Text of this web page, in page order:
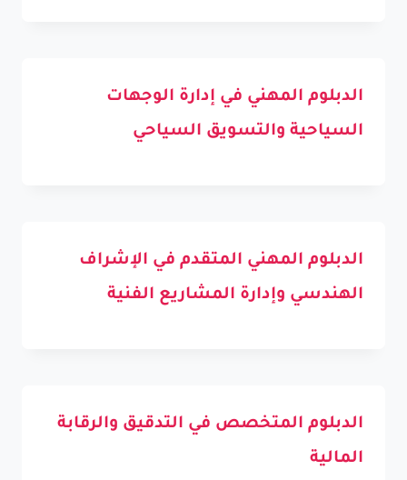
الدبلوم المهني في إدارة الوجهات
السياحية والتسويق السياحي
الدبلوم المهني المتقدم في الإشراف
الهندسي وإدارة المشاريع الفنية
الدبلوم المتخصص في التدقيق والرقابة
المالية